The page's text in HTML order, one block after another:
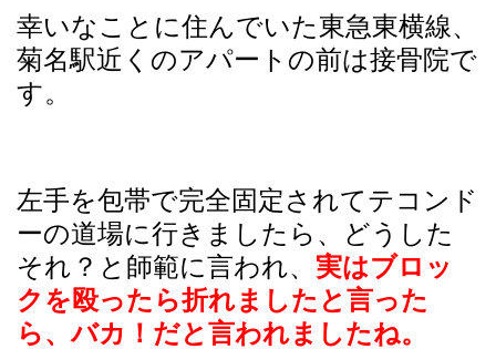
幸いなことに住んでいた東急東横線、
菊名駅近くのアパートの前は接骨院で
す。
左手を包帯で完全固定されてテコンド
ーの道場に行きましたら、どうした
それ？と 師範に言われ、 実はブロッ
クを殴ったら折れましたと言った
ら、バカ！だと言われましたね。